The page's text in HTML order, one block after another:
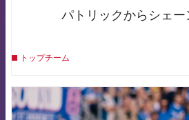
パトリックからシェ
トップチーム
FCB